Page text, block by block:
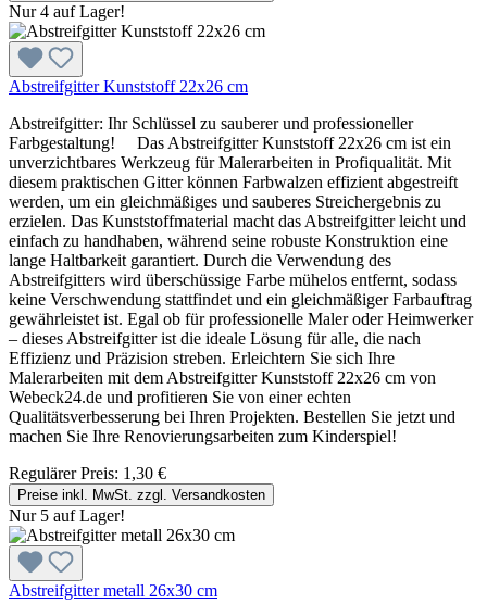
Nur 4 auf Lager!
Abstreifgitter Kunststoff 22x26 cm
Abstreifgitter: Ihr Schlüssel zu sauberer und professioneller
Farbgestaltung! Das Abstreifgitter Kunststoff 22x26 cm ist ein
unverzichtbares Werkzeug für Malerarbeiten in Profiqualität. Mit
diesem praktischen Gitter können Farbwalzen effizient abgestreift
werden, um ein gleichmäßiges und sauberes Streichergebnis zu
erzielen. Das Kunststoffmaterial macht das Abstreifgitter leicht und
einfach zu handhaben, während seine robuste Konstruktion eine
lange Haltbarkeit garantiert. Durch die Verwendung des
Abstreifgitters wird überschüssige Farbe mühelos entfernt, sodass
keine Verschwendung stattfindet und ein gleichmäßiger Farbauftrag
gewährleistet ist. Egal ob für professionelle Maler oder Heimwerker
– dieses Abstreifgitter ist die ideale Lösung für alle, die nach
Effizienz und Präzision streben. Erleichtern Sie sich Ihre
Malerarbeiten mit dem Abstreifgitter Kunststoff 22x26 cm von
Webeck24.de und profitieren Sie von einer echten
Qualitätsverbesserung bei Ihren Projekten. Bestellen Sie jetzt und
machen Sie Ihre Renovierungsarbeiten zum Kinderspiel!
Regulärer Preis: 1,30 €
Preise inkl. MwSt. zzgl. Versandkosten
Nur 5 auf Lager!
Abstreifgitter metall 26x30 cm